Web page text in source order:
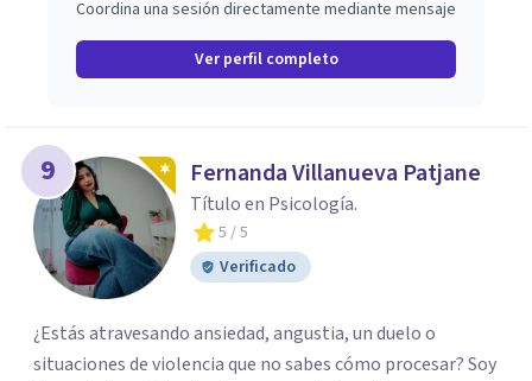
Coordina una sesión directamente mediante mensaje
Ver perfil completo
9 Fernanda Villanueva Patjane
Título en Psicología.
5 / 5
Verificado
¿Estás atravesando ansiedad, angustia, un duelo o
situaciones de violencia que no sabes cómo procesar? Soy